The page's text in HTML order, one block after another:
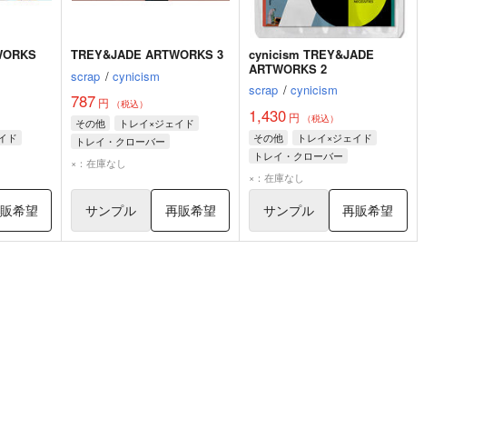
ド
希望
TREY&JADE ARTWORKS 3
scrap / cynicism
787 円 （税込）
その他
トレイ×ジェイド
トレイ・クローバー
ジェイド・リーチ
×：在庫なし
サンプル 再販希望
cynicism TREY&JADE
ARTWORKS 2
scrap / cynicism
1,430 円 （税込）
その他
トレイ×ジェイド
トレイ・クローバー
ジェイド・リーチ
×：在庫なし
サンプル 再販希望